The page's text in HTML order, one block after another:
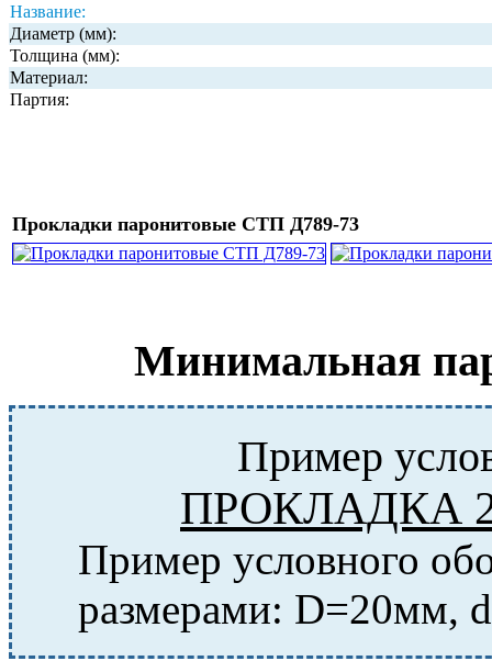
Название:
Диаметр (мм):
Толщина (мм):
Материал:
Партия:
Прокладки паронитовые СТП Д789-73
Минимальная
Пример
ПРОКЛАДКА
Пример условного
размерами: D=20мм,